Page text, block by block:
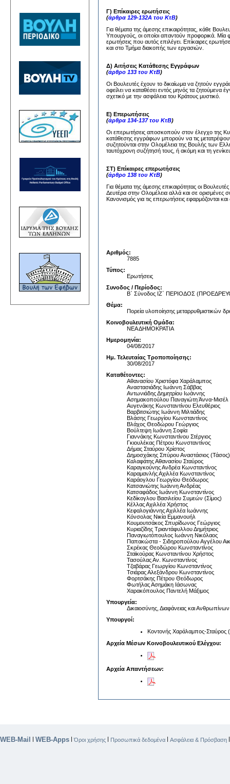
Γ) Επίκαιρες ερωτήσεις
(άρθρα 129-132Α του ΚτΒ)
Για θέματα της άμεσης επικαιρότητας, κάθε
Υπουργούς, οι οποίοι απαντούν προφορικά. Μία
ερωτήσεις που αυτός επιλέγει. Επίκαιρες
και στο Τμήμα διακοπής των εργασιών.
Δ) Αιτήσεις Κατάθεσης Εγγράφων
(άρθρο 133 του ΚτΒ)
Οι Βουλευτές έχουν το δικαίωμα να ζητούν
οφείλει να καταθέσει εντός μηνός τα
σχετικό με την ασφάλεια του Κράτους μυστικό.
Ε) Επερωτήσεις
(άρθρα 134-137 του ΚτΒ)
Οι επερωτήσεις αποσκοπούν στον έλεγχο της
κατάθεσης εγγράφων μπορούν να τις
συζητούνται στην Ολομέλεια της Βουλής των
ταυτόχρονη συζήτησή τους, ή ακόμη και τη
ΣΤ) Επίκαιρες επερωτήσεις
(άρθρο 138 του ΚτΒ)
Για θέματα της άμεσης επικαιρότητας οι
Δευτέρα στην Ολομέλεια αλλά και σε ορισμένες
Κανονισμός για τις επερωτήσεις εφαρμόζονται
Αριθμός:
7885
Τύπος:
Ερωτήσεις
Συνοδος / Περίοδος:
Β΄ Σύνοδος ΙΖ΄ ΠΕΡΙΟΔΟΣ
Θέμα:
Πορεία υλοποίησης μεταρρυθμιστικών
Κοινοβουλευτική Ομάδα:
ΝΕΑ ΔΗΜΟΚΡΑΤΙΑ
Ημερομηνία:
04/08/2017
Ημ. Τελευταίας Τροποποίησης:
30/08/2017
Καταθέτοντες:
Αθανασίου Χριστόφα Χαράλαμπος
Αναστασιάδης Ιωάννη Σάββας
Αντωνιάδης Δημητρίου Ιωάννης
Ασημακοπούλου Παναγιώτη Άννα-Μισέλ
Αυγενάκης Κωνσταντίνου Ελευθέριος
Βαρβιτσιώτης Ιωάννη Μιλτιάδης
Βλάσης Γεωργίου Κωνσταντίνος
Βλάχος Θεοδώρου Γεώργιος
Βούλτεψη Ιωάννη Σοφία
Γιαννάκης Κωνσταντίνου Στέργιος
Γκιουλέκας Πέτρου Κωνσταντίνος
Δήμας Σταύρου Χρίστος
Δημοσχάκης Σπύρου Αναστάσιος (Τάσος)
Καλαφάτης Αθανασίου Σταύρος
Καραγκούνης Ανδρέα Κωνσταντίνος
Καραμανλής Αχιλλέα Κωνσταντίνος
Καράογλου Γεωργίου Θεόδωρος
Κατσανιώτης Ιωάννη Ανδρέας
Κατσαφάδος Ιωάννη Κωνσταντίνος
Κεδίκογλου Βασιλείου Συμεών (Σίμος)
Κέλλας Αχιλλέα Χρήστος
Κεφαλογιάννης Αχιλλέα Ιωάννης
Κόνσολας Νικία Εμμανουήλ
Κουμουτσάκος Σπυρίδωνος Γεώργιος
Κυριαζίδης Τριαντάφυλλου Δημήτριος
Παναγιωτόπουλος Ιωάννη Νικόλαος
Παπακώστα - Σιδηροπούλου Αγγέλου
Σκρέκας Θεοδώρου Κωνσταντίνος
Σταϊκούρας Κωνσταντίνου Χρήστος
Τασούλας Αν. Κωνσταντίνος
Τζαβάρας Γεωργίου Κωνσταντίνος
Τσιάρας Αλεξάνδρου Κωνσταντίνος
Φορτσάκης Πέτρου Θεόδωρος
Φωτήλας Ασημάκη Ιάσωνας
Χαρακόπουλος Παντελή Μάξιμος
Υπουργεία:
Δικαιοσύνης, Διαφάνειας και
Υπουργοί:
Κοντονής Χαράλαμπος-Σταύρος
Αρχεία Μέσων Κοινοβουλευτικού Ελέγχου:
Αρχεία Απαντήσεων:
WEB-Mail WEB-Apps |Όροι χρήσης Προσωπικά δεδομένα Ασφάλεια & Πρόσβαση